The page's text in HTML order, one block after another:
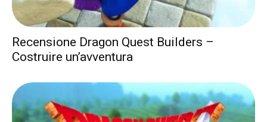
Recensione Dragon Quest Builders –
Costruire un’avventura